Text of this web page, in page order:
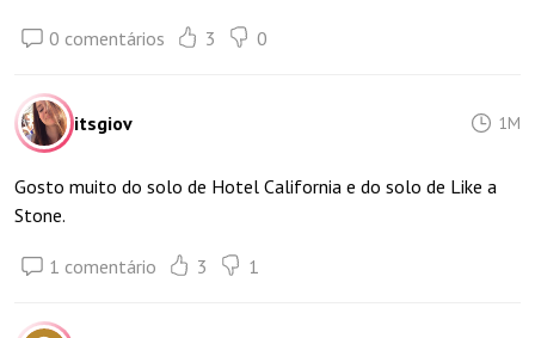
0 comentários 3 0
itsgiov 1M
Gosto muito do solo de Hotel California e do solo de Like a
Stone.
1 comentário 3 1